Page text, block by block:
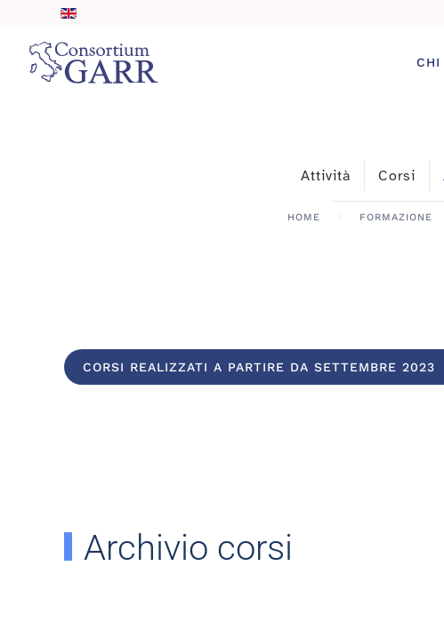
Skip to main content
CHI
Attività Corsi
HOME FORMAZIONE
CORSI REALIZZATI A PARTIRE DA SETTEMBRE 2023
Archivio corsi